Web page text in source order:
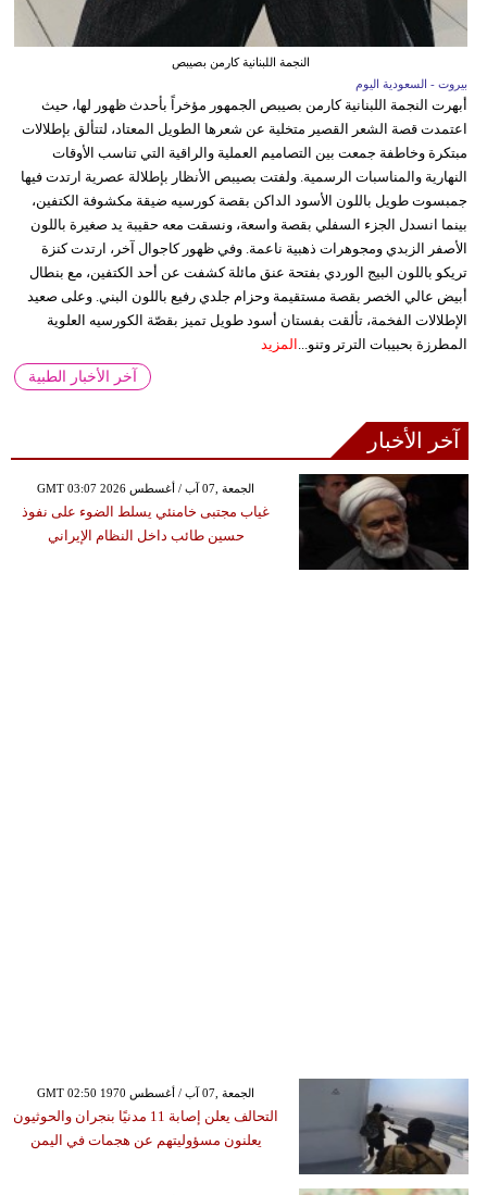
النجمة اللبنانية كارمن بصيبص
بيروت - السعودية اليوم
أبهرت النجمة اللبنانية كارمن بصيبص الجمهور مؤخراً بأحدث ظهور لها، حيث
اعتمدت قصة الشعر القصير متخلية عن شعرها الطويل المعتاد، لتتألق بإطلالات
مبتكرة وخاطفة جمعت بين التصاميم العملية والراقية التي تناسب الأوقات
النهارية والمناسبات الرسمية. ولفتت بصيبص الأنظار بإطلالة عصرية ارتدت فيها
جمبسوت طويل باللون الأسود الداكن بقصة كورسيه ضيقة مكشوفة الكتفين،
بينما انسدل الجزء السفلي بقصة واسعة، ونسقت معه حقيبة يد صغيرة باللون
الأصفر الزبدي ومجوهرات ذهبية ناعمة. وفي ظهور كاجوال آخر، ارتدت كنزة
تريكو باللون البيج الوردي بفتحة عنق مائلة كشفت عن أحد الكتفين، مع بنطال
أبيض عالي الخصر بقصة مستقيمة وحزام جلدي رفيع باللون البني. وعلى صعيد
الإطلالات الفخمة، تألقت بفستان أسود طويل تميز بقصّة الكورسيه العلوية
المطرزة بحبيبات الترتر وتنو... المزيد
آخر الأخبار الطبية
آخر الأخبار
GMT 03:07 2026 الجمعة ,07 آب / أغسطس
غياب مجتبى خامنئي يسلط الضوء على نفوذ
حسين طائب داخل النظام الإيراني
GMT 02:50 1970 الجمعة ,07 آب / أغسطس
التحالف يعلن إصابة 11 مدنيًا بنجران والحوثيون
يعلنون مسؤوليتهم عن هجمات في اليمن